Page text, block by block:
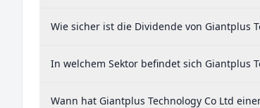
Wie sicher ist die Dividende von Giantplus
In welchem Sektor befindet sich Giantplus
Wann hat Giantplus Technology Co Ltd